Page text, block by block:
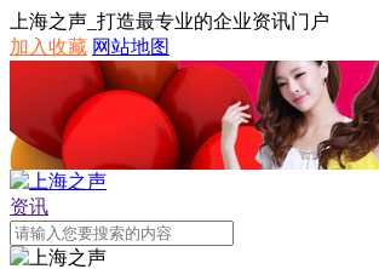
上海之声_打造最专业的企业资讯门户
加入收藏 网站地图
资讯